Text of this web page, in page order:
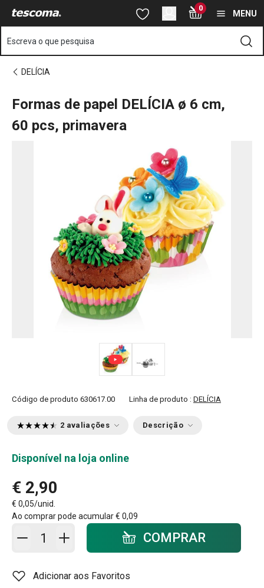
Está na página Formas de papel DELÍCIA ø 6 cm, 60 pcs,
Saltar para o conteúdo principal
Saltar para a pesquisa
Saltar para a navegação 0
MENU
Escreva o que pesquisa
DELÍCIA
Formas de papel DELÍCIA ø 6 cm,
60 pcs, primavera
Código de produto 630617.00 Linha de produto : DELÍCIA
2 avaliações Descrição
Disponível na loja online
€ 2,90
€ 0,05/unid.
Ao comprar pode acumular€ 0,09
Adicionar ao carrinho - quantidadeCOMPRAR
Adicionar aos Favoritos